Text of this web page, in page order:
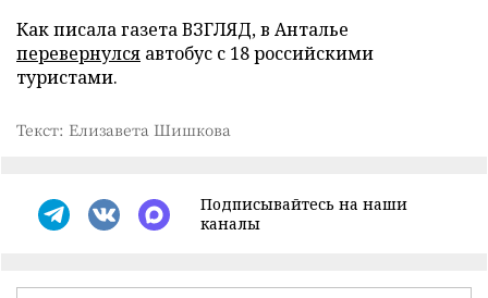
Как писала газета ВЗГЛЯД, в Анталье
перевернулся автобус с 18 российскими
туристами.
Текст: Елизавета Шишкова
Подписывайтесь на наши
каналы